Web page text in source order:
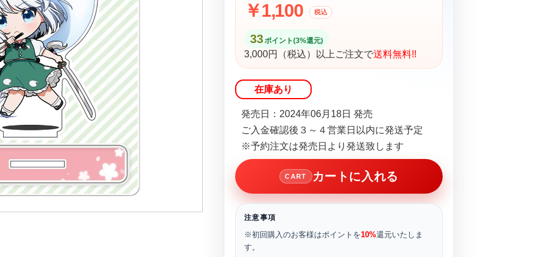
￥1,100 税込
33ポイント(3%還元)
3,000円（税込）以上ご注文で送料無料!!
在庫あり
発売日：2024年06月18日 発売
ご入金確認後３～４営業日以内に発送予定
※予約注文は発売日より発送致します
CART カートに入れる
注意事項
※初回購入のお客様はポイントを10%還元いたしま
す。